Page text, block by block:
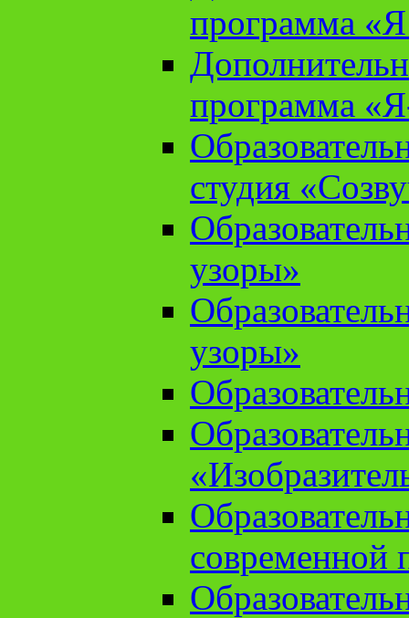
программа «Я
программа
студия
узоры»
узоры»
современной